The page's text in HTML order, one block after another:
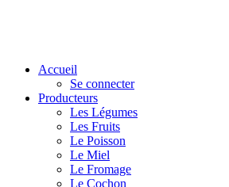
Accueil
Se connecter
Producteurs
Les Légumes
Les Fruits
Le Poisson
Le Miel
Le Fromage
Le Cochon